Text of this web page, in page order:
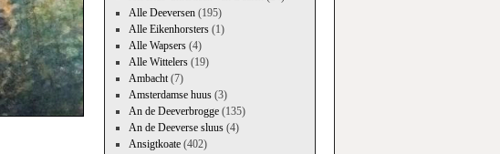
Alle Deeversen(195)
Alle Eikenhorsters(1)
Alle Wapsers(4)
Alle Wittelers(19)
Ambacht(7)
Amsterdamse huus(3)
An de Deeverbrogge(135)
An de Deeverse sluus(4)
Ansigtkoate(402)